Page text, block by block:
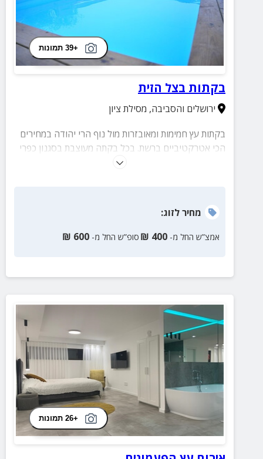
+39 תמונות
בקתות בצל הזית
ירושלים והסביבה, מסילת ציון
בקתות עץ חמימות ומאובזרות מול נוף הרי יהודה במחירים
הכי אטרקטיביים ברשת. בכל בקתה מעוצבת בסגנון כפרי
ומיועדת למשפחות, זוגות ולציבור הדתי.
מחירלזוג:
אמצ”ש החל מ- 400
₪ סופ”ש החל מ- 600
₪
+26 תמונות